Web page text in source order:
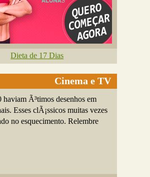
Dieta de 17 Dias
Cinema e TV
haviam Ã³timos desenhos em
Esses clÃ¡ssicos muitas vezes
no esquecimento. Relembre